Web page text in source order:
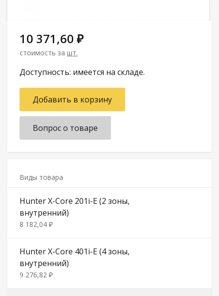
10 371,60 ₽
стоимость за шт.
Доступность: имеется на складе.
Добавить в корзину
Вопрос о товаре
Виды товара
Hunter X-Core 201i-E (2 зоны,
внутренний)
8 182,04 ₽
Hunter X-Core 401i-E (4 зоны,
внутренний)
9 276,82 ₽